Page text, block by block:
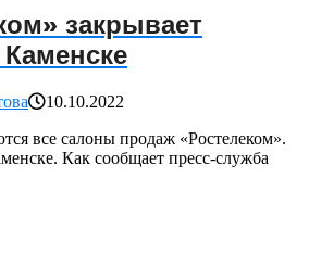
закрывает
10.10.2022
все салоны продаж «Ростелеком».
Как сообщает пресс-служба